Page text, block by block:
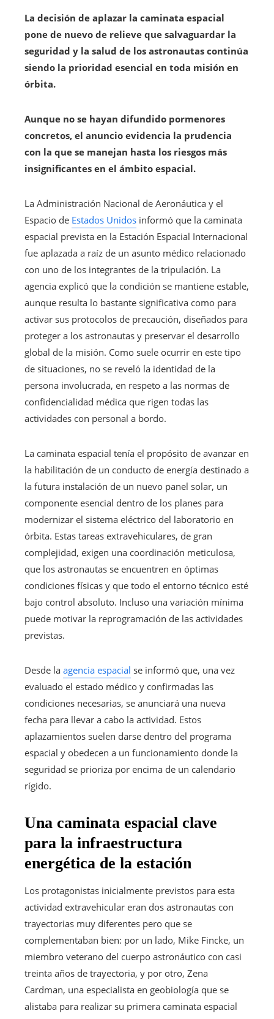
La decisión de aplazar la caminata espacial
pone de nuevo de relieve que salvaguardar la
seguridad y la salud de los astronautas continúa
siendo la prioridad esencial en toda misión en
órbita.
Aunque no se hayan difundido pormenores
concretos, el anuncio evidencia la prudencia
con la que se manejan hasta los riesgos más
insignificantes en el ámbito espacial.
La Administración Nacional de Aeronáutica y el
Espacio de Estados Unidos informó que la caminata
espacial prevista en la Estación Espacial Internacional
fue aplazada a raíz de un asunto médico relacionado
con uno de los integrantes de la tripulación. La
agencia explicó que la condición se mantiene estable,
aunque resulta lo bastante significativa como para
activar sus protocolos de precaución, diseñados para
proteger a los astronautas y preservar el desarrollo
global de la misión. Como suele ocurrir en este tipo
de situaciones, no se reveló la identidad de la
persona involucrada, en respeto a las normas de
confidencialidad médica que rigen todas las
actividades con personal a bordo.
La caminata espacial tenía el propósito de avanzar en
la habilitación de un conducto de energía destinado a
la futura instalación de un nuevo panel solar, un
componente esencial dentro de los planes para
modernizar el sistema eléctrico del laboratorio en
órbita. Estas tareas extravehiculares, de gran
complejidad, exigen una coordinación meticulosa,
que los astronautas se encuentren en óptimas
condiciones físicas y que todo el entorno técnico esté
bajo control absoluto. Incluso una variación mínima
puede motivar la reprogramación de las actividades
previstas.
Desde la agencia espacial se informó que, una vez
evaluado el estado médico y confirmadas las
condiciones necesarias, se anunciará una nueva
fecha para llevar a cabo la actividad. Estos
aplazamientos suelen darse dentro del programa
espacial y obedecen a un funcionamiento donde la
seguridad se prioriza por encima de un calendario
rígido.
Una caminata espacial clave
para la infraestructura
energética de la estación
Los protagonistas inicialmente previstos para esta
actividad extravehicular eran dos astronautas con
trayectorias muy diferentes pero que se
complementaban bien: por un lado, Mike Fincke, un
miembro veterano del cuerpo astronáutico con casi
treinta años de trayectoria, y por otro, Zena
Cardman, una especialista en geobiología que se
alistaba para realizar su primera caminata espacial